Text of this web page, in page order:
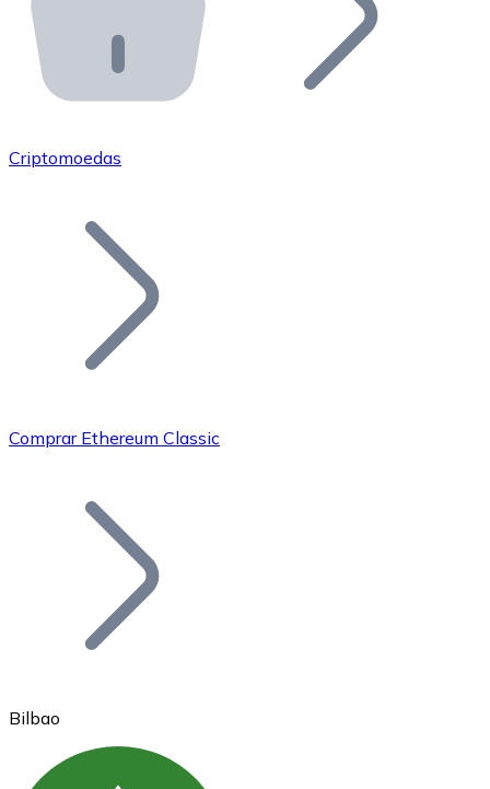
API Bitnovo
Integre nossa API no seu ecossistema.
Junte-se à nossa rede de revendedores e comercialize
Adicione o token do seu projeto ao nosso serviço de
Bitcoin
Criptomoedas
Comprar Ethereum Classic
Bilbao